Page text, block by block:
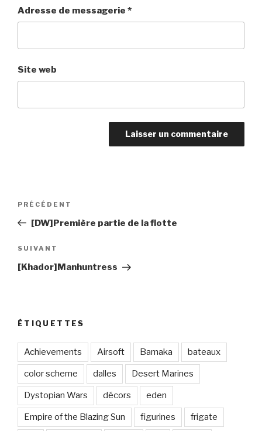
Adresse de messagerie *
Site web
Navigation
l’article
Article
précédent
PRÉCÉDENT
[DW]Première partie de la flotte
Article
suivant
SUIVANT
[Khador]Manhuntress
ÉTIQUETTES
Achievements Airsoft Bamaka bateaux
color scheme dalles Desert Marines
Dystopian Wars décors eden
Empire of the Blazing Sun figurines frigate